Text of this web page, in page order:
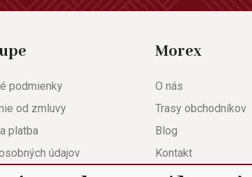
podmienky
od zmluvy
platba
údajov
Morex
O nás
Trasy obchodníkov
Blog
Kontakt